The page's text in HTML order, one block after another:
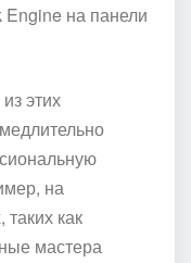
Engine на панели
этих
на
как
мастера